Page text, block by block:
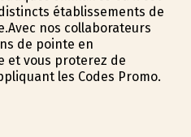
établissements de
nos collaborateurs
de pointe en
vous profiterez de
les Codes Promo.